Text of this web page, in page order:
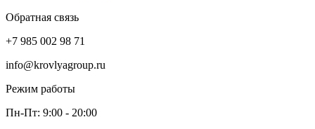
Обратная связь
+7 985 002 98 71
info@krovlyagroup.ru
Режим работы
Пн-Пт: 9:00 - 20:00